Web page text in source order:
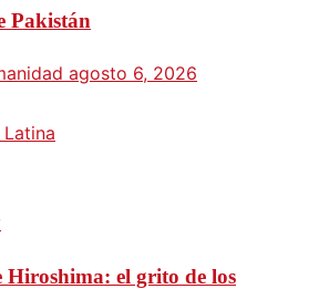
Pakistán
agosto 6, 2026
Hiroshima: el grito de los